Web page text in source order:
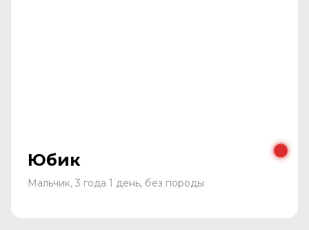
Юбик
Мальчик, 3 года 1 день, без породы